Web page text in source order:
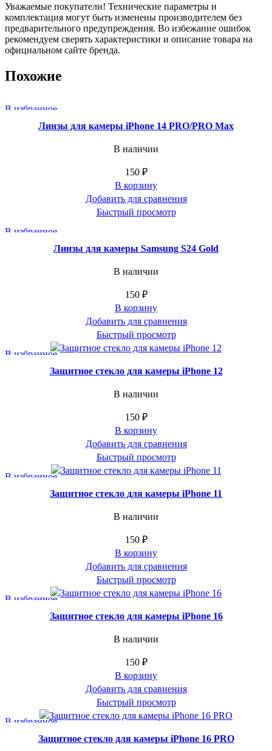
Уважаемые покупатели! Технические параметры и
комплектация могут быть изменены производителем без
предварительного предупреждения. Во избежание ошибок
рекомендуем сверять характеристики и описание товара на
официальном сайте бренда.
Похожие
В избранное
Линзы для камеры iPhone 14 PRO/PRO Max
В наличии
150 ₽
В корзину
Добавить для сравнения
Быстрый просмотр
В избранное
Линзы для камеры Samsung S24 Gold
В наличии
150 ₽
В корзину
Добавить для сравнения
Быстрый просмотр
В избранное
Защитное стекло для камеры iPhone 12
В наличии
150 ₽
В корзину
Добавить для сравнения
Быстрый просмотр
В избранное
Защитное стекло для камеры iPhone 11
В наличии
150 ₽
В корзину
Добавить для сравнения
Быстрый просмотр
В избранное
Защитное стекло для камеры iPhone 16
В наличии
150 ₽
В корзину
Добавить для сравнения
Быстрый просмотр
В избранное
Защитное стекло для камеры iPhone 16 PRO